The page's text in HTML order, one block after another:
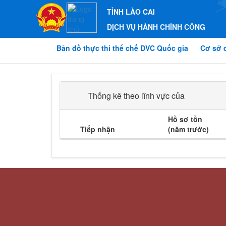
TỈNH LÀO CAI
DỊCH VỤ HÀNH CHÍNH CÔNG
Bản đồ thực thi thể chế DVC Quốc gia Cơ sở
Thống kê theo lĩnh vực của
Tiếp nhận
Hồ sơ tồn
(năm trước)